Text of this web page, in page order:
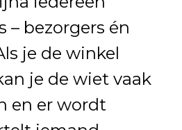
bezorgers én
je de winkel
je de wiet vaak
en er wordt